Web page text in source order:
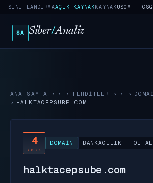
SINIFLANDIRMAAÇIK KAYNAKKAYNAKUSOM ·
SA Siber/Analiz
ANA SAYFA › TEHDITLER ›
HALKTACEPSUBE.COM
4
YÜKSEK
DOMAIN BANKACILIK -
halktacepsube.com